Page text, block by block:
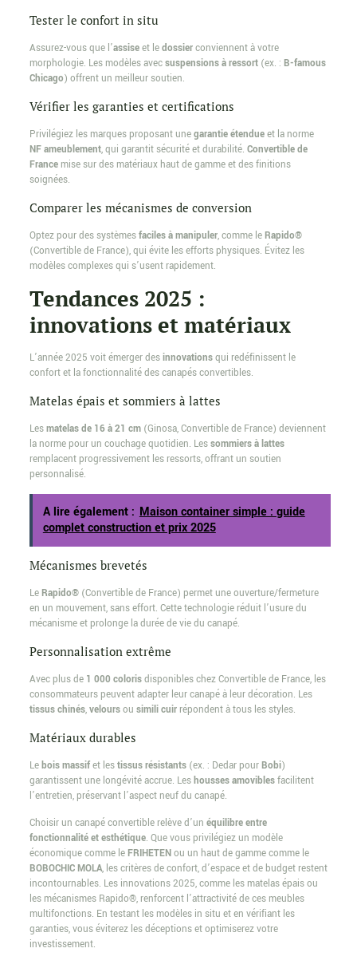
Tester le confort in situ
Assurez-vous que l’assiseet ledossierconviennent à votre
morphologie. Les modèles avecsuspensions à ressort(ex. : B-famous
Chicago) offrent un meilleur soutien.
Vérifier les garanties et certifications
Privilégiez les marques proposant unegarantie étendueet la norme
NF ameublement, qui garantit sécurité et durabilité. Convertible de
Francemise sur des matériaux haut de gamme et des finitions
soignées.
Comparer les mécanismes de conversion
Optez pour des systèmesfaciles à manipuler, comme leRapido®
(Convertible de France), qui évite les efforts physiques. Évitez les
modèles complexes qui s’usent rapidement.
Tendances 2025 :
innovations et matériaux
L’année 2025 voit émerger desinnovationsqui redéfinissent le
confort et la fonctionnalité des canapés convertibles.
Matelas épais et sommiers à lattes
Lesmatelas de 16 à 21 cm(Ginosa, Convertible de France) deviennent
la norme pour un couchage quotidien. Lessommiers à lattes
remplacent progressivement les ressorts, offrant un soutien
personnalisé.
A lire également : Maison container simple : guide
complet construction et prix 2025
Mécanismes brevetés
LeRapido®(Convertible de France) permet une ouverture/fermeture
en un mouvement, sans effort. Cette technologie réduit l’usure du
mécanisme et prolonge la durée de vie du canapé.
Personnalisation extrême
Avec plus de 1 000 colorisdisponibles chez Convertible de France, les
consommateurs peuvent adapter leur canapé à leur décoration. Les
tissus chinés,veloursou simili cuirrépondent à tous les styles.
Matériaux durables
Lebois massifet lestissus résistants(ex. : Dedar pourBobi)
garantissent une longévité accrue. Leshousses amoviblesfacilitent
l’entretien, préservant l’aspect neuf du canapé.
Choisir un canapé convertible relève d’un équilibre entre
fonctionnalité et esthétique. Que vous privilégiez un modèle
économique comme leFRIHETENou un haut de gamme comme le
BOBOCHIC MOLA, les critères de confort, d’espace et de budget restent
incontournables. Les innovations 2025, comme les matelas épais ou
les mécanismes Rapido®, renforcent l’attractivité de ces meubles
multifonctions. En testant les modèles in situ et en vérifiant les
garanties, vous éviterez les déceptions et optimiserez votre
investissement.